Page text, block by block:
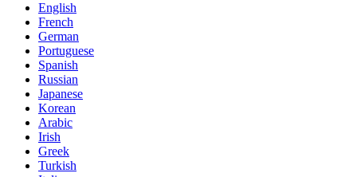
English
French
German
Portuguese
Spanish
Russian
Japanese
Korean
Arabic
Irish
Greek
Turkish